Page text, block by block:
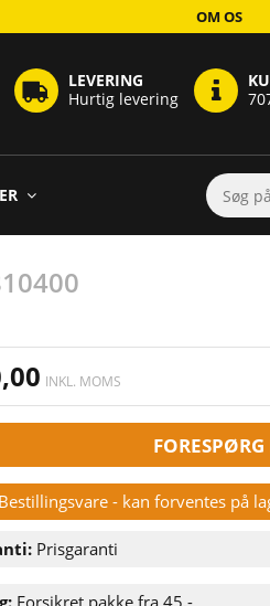
OM OS
LEVERING
Hurtig levering
INKL. MOMS
FORESPØRG
Bestillingsvare - kan forventes på
Prisgaranti
Forsikret pakke fra 45,-